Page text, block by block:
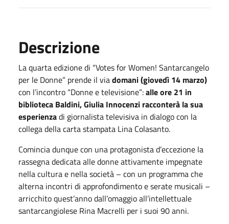
Descrizione
La quarta edizione di “Votes for Women! Santarcangelo
per le Donne” prende il viadomani (giovedì 14 marzo)
con l’incontro “Donne e televisione”:alle ore 21 in
biblioteca Baldini, Giulia Innocenzi racconterà la sua
esperienzadi giornalista televisiva in dialogo con la
collega della carta stampata Lina Colasanto.
Comincia dunque con una protagonista d’eccezione la
rassegna dedicata alle donne attivamente impegnate
nella cultura e nella società – con un programma che
alterna incontri di approfondimento e serate musicali –
arricchito quest’anno dall’omaggio all’intellettuale
santarcangiolese Rina Macrelli per i suoi 90 anni.